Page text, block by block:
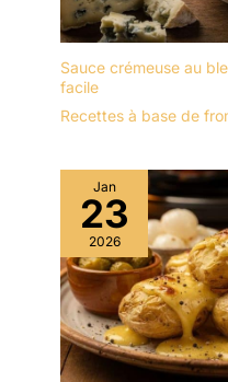
Sauce crémeuse au
facile
Recettes à base de
Jan
23
2026